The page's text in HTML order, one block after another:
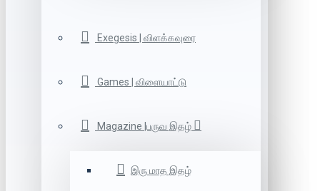
Exegesis | விளக்கவுரை
Games | விளையாட்டு
Magazine |பருவ இதழ்
இரு மாத இதழ்